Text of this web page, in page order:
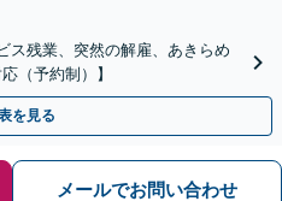
ス残業、突然の解雇、あきらめ
（予約制）】
を見る
メールでお問い合わせ